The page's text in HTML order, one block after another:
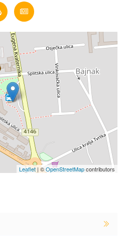
Leaflet | ©OpenStreetMapcontributors